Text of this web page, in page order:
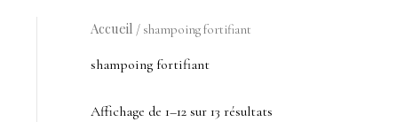
Accueil / shampoing fortifiant
shampoing fortifiant
Affichage de 1–12 sur 13 résultats